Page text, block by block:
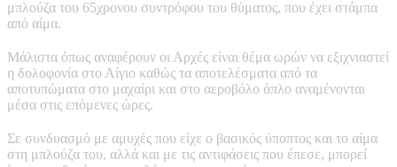
μπλούζα του 65χρονου συντρόφου του θύματος, που έχει στάμπα
από αίμα.
Μάλιστα όπως αναφέρουν οι Αρχές είναι θέμα ωρών να εξιχνιαστεί
η δολοφονία στο Αίγιο καθώς τα αποτελέσματα από τα
αποτυπώματα στο μαχαίρι και στο αεροβόλο όπλο αναμένονται
μέσα στις επόμενες ώρες.
Σε συνδυασμό με αμυχές που είχε ο βασικός ύποπτος και το αίμα
στη μπλούζα του, αλλά και με τις αντιφάσεις που έπεσε, μπορεί